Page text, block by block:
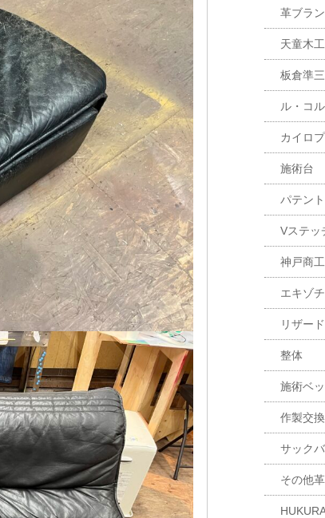
革ブラ
天童木工
板倉準三
ル・コ
カイロ
施術台
パテン
Vステッ
神戸商
エキゾ
リザード
整体
施術ベ
作製交換
サック
その他